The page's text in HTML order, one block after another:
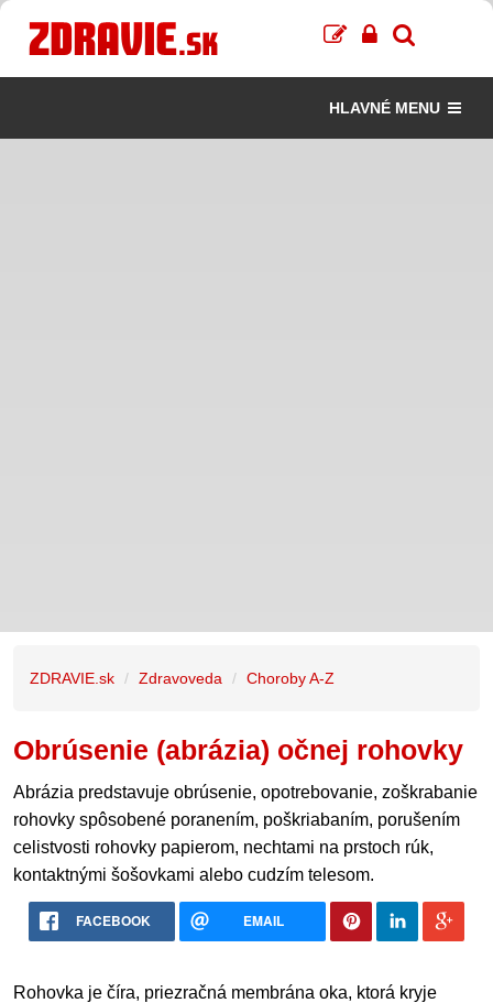
HLAVNÉ MENU
ZDRAVIE.sk Zdravoveda Choroby A-Z
Obrúsenie (abrázia) očnej rohovky
Abrázia predstavuje obrúsenie, opotrebovanie, zoškrabanie
rohovky spôsobené poranením, poškriabaním, porušením
celistvosti rohovky papierom, nechtami na prstoch rúk,
kontaktnými šošovkami alebo cudzím telesom.
FACEBOOK EMAIL
Rohovka je číra, priezračná membrána oka, ktorá kryje